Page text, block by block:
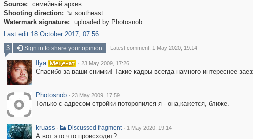
Source:
семейный архив
Shooting direction:  southeast
Watermark signature:
uploaded by Photosnob
Last edit 18 October 2017, 07:56
3 Sign in to share your opinion Latest comment: 1 May 2020, 19:14
Ilya · 23 May 2009, 17:26
Спасибо за ваши снимки! Такие кадры всегда намного интереснее
Photosnob · 23 May 2009, 17:59
Только с адресом стройки поторопился я - она,кажется, ближе.
kruass · Discussed fragment · 1 May 2020, 19:14
А вот это что происходит?